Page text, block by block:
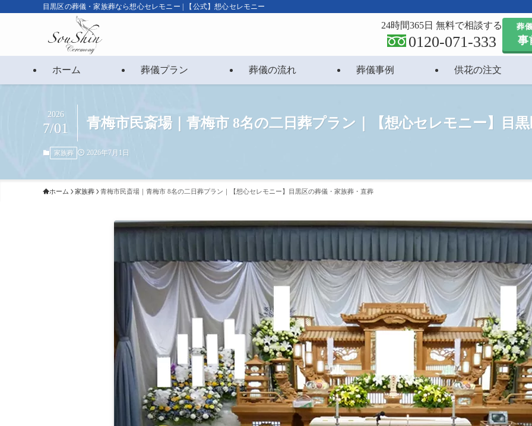
目黒区の葬儀・家族葬なら想心セレモニー | 【公式】想心セレモニー
ホーム 葬儀プラン 葬儀の流れ 葬儀事例 供花の注文
24時間365日 無料で相談する
0120-071-333
葬
事
青梅市民斎場｜青梅市 8名の二日葬プラン｜【想心セレモニー】目
2026
7/01
家族葬 2026年7月1日
ホーム 家族葬 青梅市民斎場｜青梅市 8名の二日葬プラン｜【想心セレモニー】目黒区の葬儀・家族葬・直葬